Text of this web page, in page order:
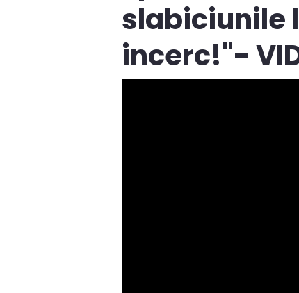
slabiciunile
incerc!"-